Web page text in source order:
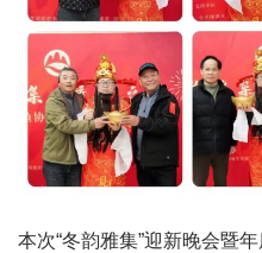
本次“冬韵雅集”迎新晚会暨